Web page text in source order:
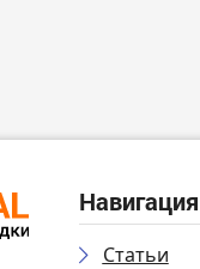
Навигация
Статьи